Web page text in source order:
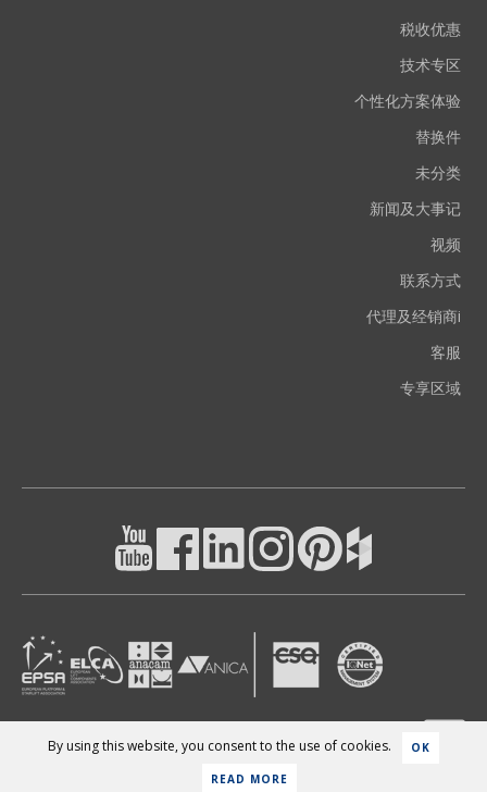
税收优惠
技术专区
个性化方案体验
替换件
未分类
新闻及大事记
视频
联系方式
代理及经销商i
客服
专享区域
隐私政策-公司信息
By using this website, you consent to the use of cookies. OK
READ MORE